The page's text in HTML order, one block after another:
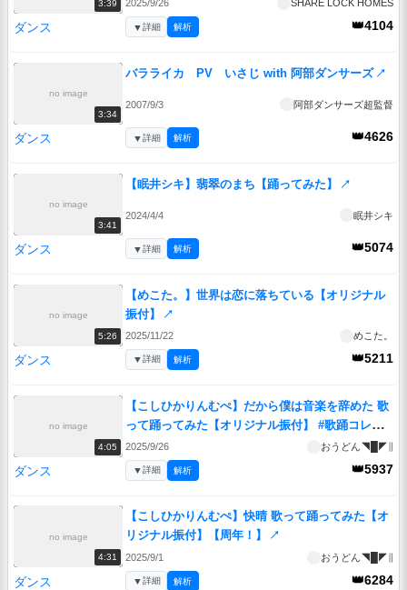
3:39 2025/9/26 SHARE LOCK HOMES
ダンス 👑4104
▼詳細 解析
no image
3:34
バラライカ PV いさじ with 阿部ダンサーズ ↗
2007/9/3 阿部ダンサーズ超監督
ダンス 👑4626
▼詳細 解析
no image
3:41
【眠井シキ】翡翠のまち【踊ってみた】 ↗
2024/4/4 眠井シキ
ダンス 👑5074
▼詳細 解析
no image
5:26
【めこた。】世界は恋に落ちている【オリジナル
振付】
↗
2025/11/22 めこた。
ダンス 👑5211
▼詳細 解析
no image
4:05
【こしひかりんむぺ】だから僕は音楽を辞めた 歌
って踊ってみた【オリジナル振付】 #歌踊コレ
2025秋↗
2025/9/26 おうどん◥█◤∥
ダンス 👑5937
▼詳細 解析
no image
4:31
【こしひかりんむぺ】快晴 歌って踊ってみた【オ
リジナル振付】【周年！】
↗
2025/9/1 おうどん◥█◤∥
ダンス 👑6284
▼詳細 解析